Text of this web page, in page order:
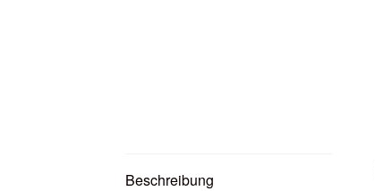
Beschreibung